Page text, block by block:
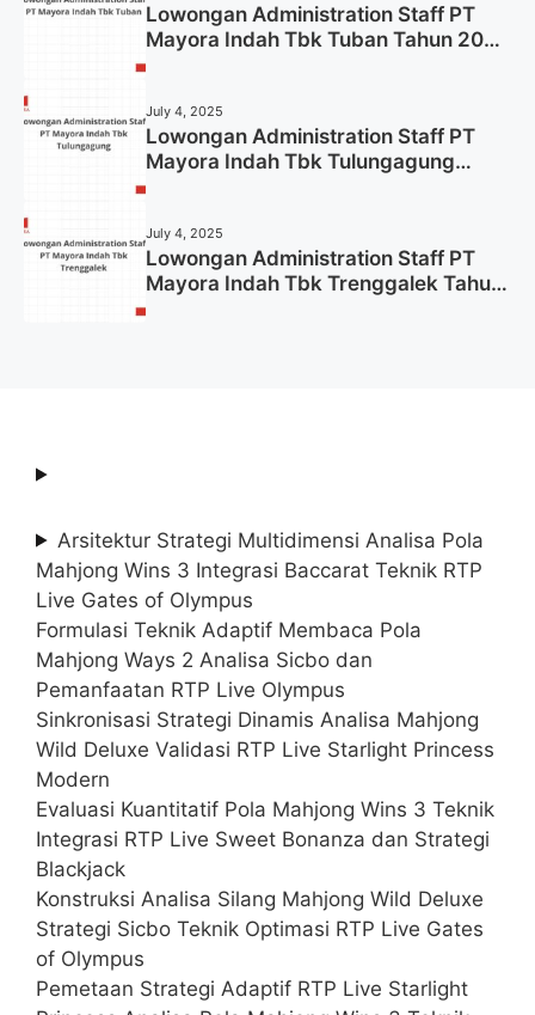
Lowongan Administration Staff PT
Mayora Indah Tbk Tuban Tahun 2025
July 4, 2025
Lowongan Administration Staff PT
Mayora Indah Tbk Tulungagung
July 4, 2025
Lowongan Administration Staff PT
Mayora Indah Tbk Trenggalek Tahun
Arsitektur Strategi Multidimensi Analisa Pola
Mahjong Wins 3 Integrasi Baccarat Teknik RTP
Live Gates of Olympus
Formulasi Teknik Adaptif Membaca Pola
Mahjong Ways 2 Analisa Sicbo dan
Pemanfaatan RTP Live Olympus
Sinkronisasi Strategi Dinamis Analisa Mahjong
Wild Deluxe Validasi RTP Live Starlight Princess
Modern
Evaluasi Kuantitatif Pola Mahjong Wins 3 Teknik
Integrasi RTP Live Sweet Bonanza dan Strategi
Blackjack
Konstruksi Analisa Silang Mahjong Wild Deluxe
Strategi Sicbo Teknik Optimasi RTP Live Gates
of Olympus
Pemetaan Strategi Adaptif RTP Live Starlight